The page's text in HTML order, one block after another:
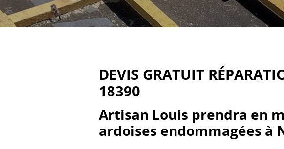
DEVIS GRATUIT
18390
Artisan Louis prendra en
ardoises endommagées à